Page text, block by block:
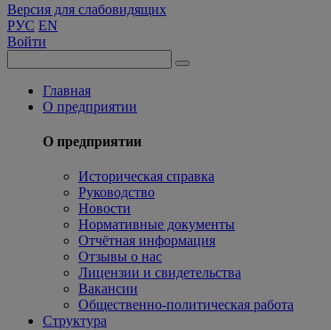
Версия для слабовидящих
РУС EN
Войти
Главная
О предприятии
О предприятии
Историческая справка
Руководство
Новости
Нормативные документы
Отчётная информация
Отзывы о нас
Лицензии и свидетельства
Вакансии
Общественно-политическая работа
Структура